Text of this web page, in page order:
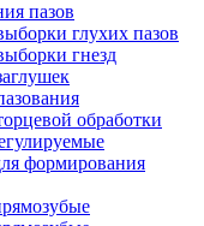
пазов
глухих пазов
гнезд
обработки
формирования